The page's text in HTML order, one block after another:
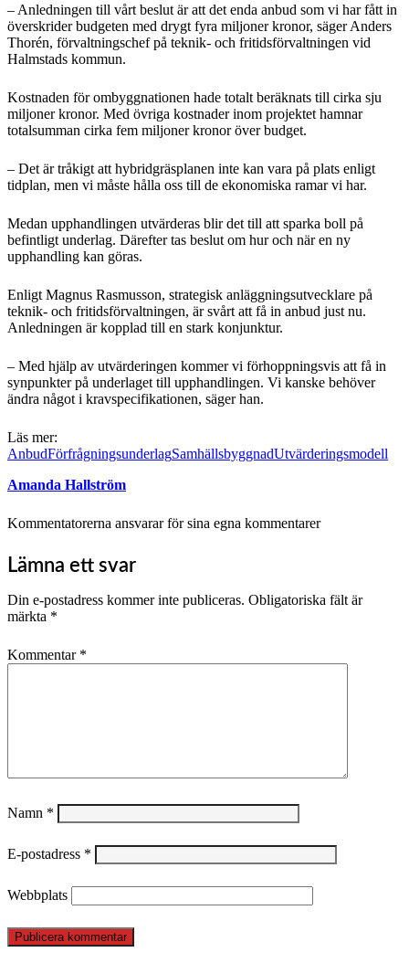
– Anledningen till vårt beslut är att det enda anbud som vi har fått in
överskrider budgeten med drygt fyra miljoner kronor, säger Anders
Thorén, förvaltningschef på teknik- och fritidsförvaltningen vid
Halmstads kommun.
Kostnaden för ombyggnationen hade totalt beräknats till cirka sju
miljoner kronor. Med övriga kostnader inom projektet hamnar
totalsumman cirka fem miljoner kronor över budget.
– Det är tråkigt att hybridgräsplanen inte kan vara på plats enligt
tidplan, men vi måste hålla oss till de ekonomiska ramar vi har.
Medan upphandlingen utvärderas blir det till att sparka boll på
befintligt underlag. Därefter tas beslut om hur och när en ny
upphandling kan göras.
Enligt Magnus Rasmusson, strategisk anläggningsutvecklare på
teknik- och fritidsförvaltningen, är svårt att få in anbud just nu.
Anledningen är kopplad till en stark konjunktur.
– Med hjälp av utvärderingen kommer vi förhoppningsvis att få in
synpunkter på underlaget till upphandlingen. Vi kanske behöver
ändra något i kravspecifikationen, säger han.
Läs mer:
AnbudFörfrågningsunderlagSamhällsbyggnadUtvärderingsmodell
Amanda Hallström
Kommentatorerna ansvarar för sina egna kommentarer
Lämna ett svar
Din e-postadress kommer inte publiceras. Obligatoriska fält är
märkta *
Kommentar *
Namn *
E-postadress *
Webbplats